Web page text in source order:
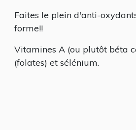
Faites le plein d'anti-
forme!!
Vitamines A (ou plutôt béta
(folates) et sélénium.